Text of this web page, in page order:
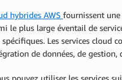
hybrides AWS fournissent une
le plus large éventail de
Les services cloud
de données, de gestion,